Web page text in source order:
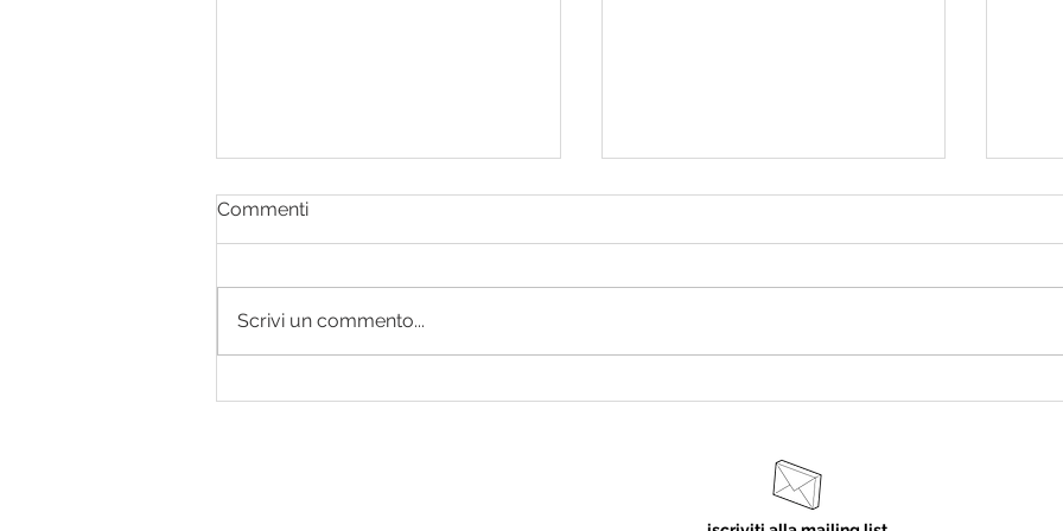
Commenti
Scrivi un commento...